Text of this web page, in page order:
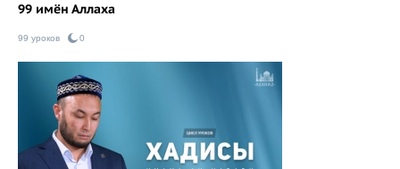
99 имён Аллаха
99 уроков 0